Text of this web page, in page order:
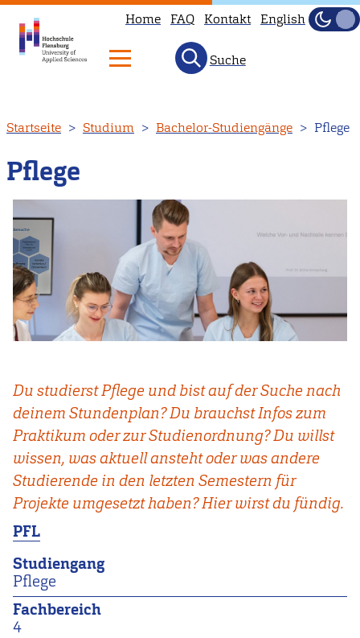
zum
Inhalt
Home FAQ Kontakt English
Hell
Suche
Startseite Studium Bachelor-Studiengänge Pflege
Pflege
Du studierst Pflege und bist auf der Suche nach
deinem Stundenplan? Du brauchst Infos zum
Praktikum oder zur Studienordnung? Du willst
wissen, was aktuell ansteht oder was andere
Studierende in den letzten Semestern für
Projekte umgesetzt haben? Hier wirst du fündig.
PFL
Studiengang
Pflege
Fachbereich
4